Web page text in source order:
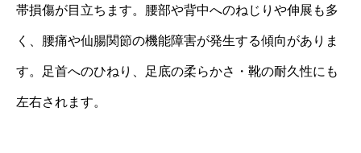
帯損傷が目立ちます。腰部や背中へのねじりや伸展も多
く、腰痛や仙腸関節の機能障害が発生する傾向がありま
す。足首へのひねり、足底の柔らかさ・靴の耐久性にも
左右されます。